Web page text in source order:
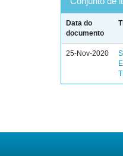
Data do
documento
25-Nov-2020